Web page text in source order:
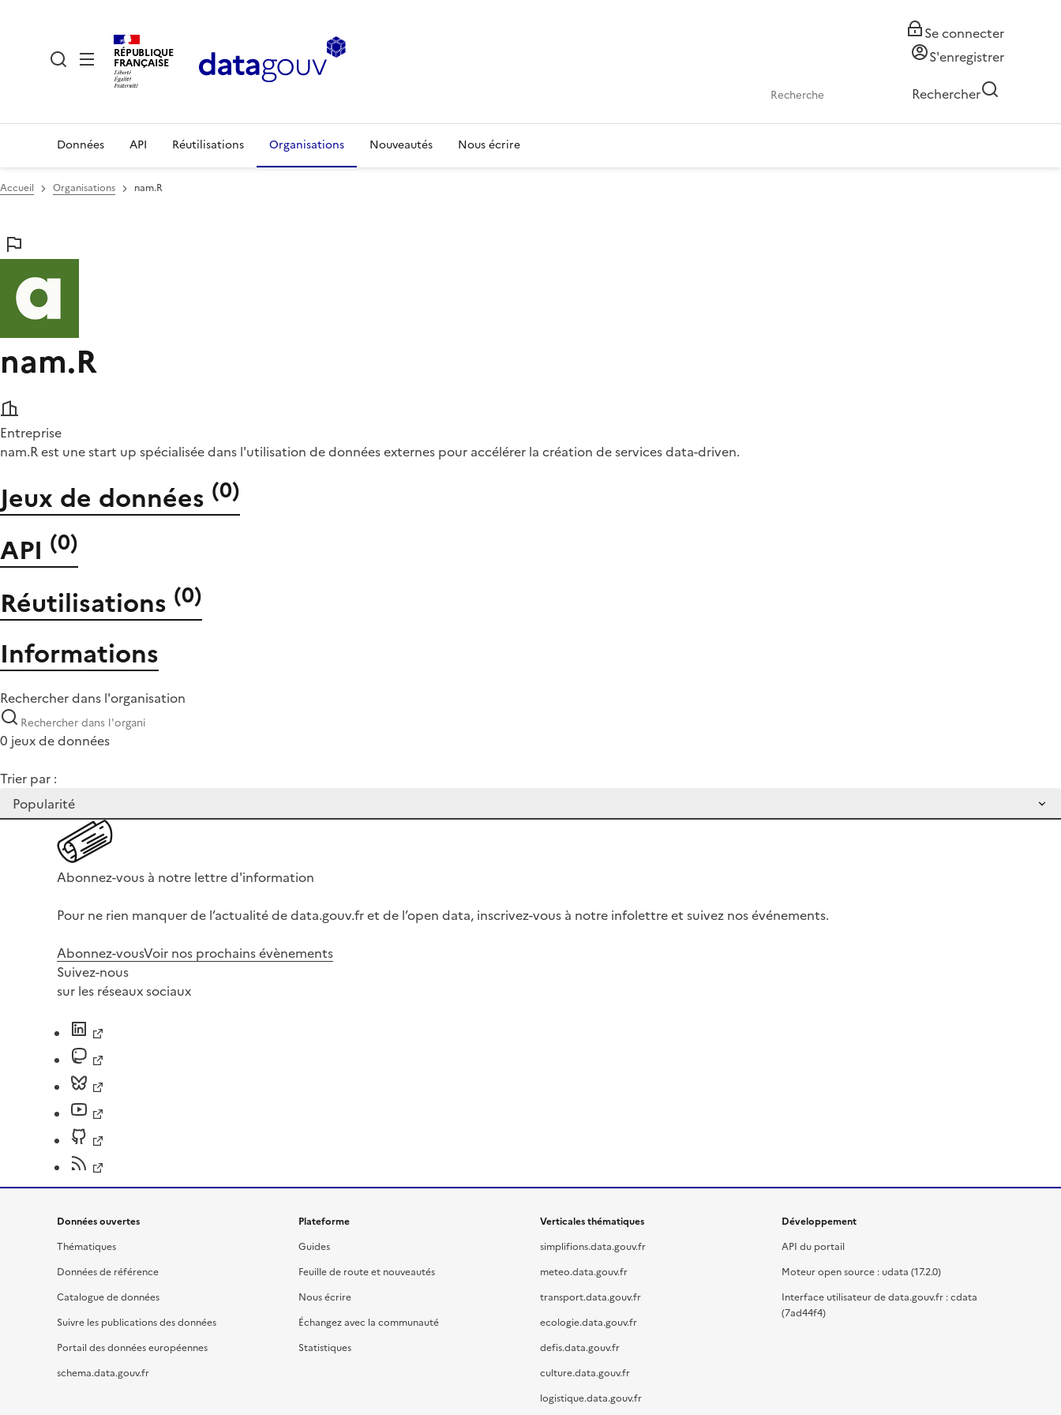
RÉPUBLIQUE
FRANÇAISE
Se connecter
S'enregistrer
Rechercher
Données API Réutilisations Organisations Nouveautés Nous écrire
Accueil Organisations nam.R
nam.R
Entreprise
nam.R est une start up spécialisée dans l'utilisation de données externes pour accélérer la création de services data-driven.
Jeux de données (0)
API (0)
Réutilisations (0)
Informations
Rechercher dans l'organisation
0 jeux de données
Trier par :
Abonnez-vous à notre lettre d'information
Pour ne rien manquer de l’actualité de data.gouv.fr et de l’open data, inscrivez-vous à notre infolettre et suivez nos événements.
Abonnez-vousVoir nos prochains évènements
Suivez-nous
sur les réseaux sociaux
Données ouvertes
Thématiques
Données de référence
Catalogue de données
Suivre les publications des données
Portail des données européennes
schema.data.gouv.fr
Plateforme
Guides
Feuille de route et nouveautés
Nous écrire
Échangez avec la communauté
Statistiques
Verticales thématiques
simplifions.data.gouv.fr
meteo.data.gouv.fr
transport.data.gouv.fr
ecologie.data.gouv.fr
defis.data.gouv.fr
culture.data.gouv.fr
logistique.data.gouv.fr
Développement
API du portail
Moteur open source : udata (17.2.0)
Interface utilisateur de data.gouv.fr : cdata
(7ad44f4)